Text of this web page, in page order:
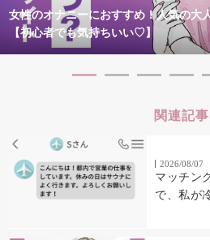
女性のオナニーにおすすめ！人気の大
【初心者でも気持ちいい♡】
関連記事
2026/08/07
マッチン
で、私が